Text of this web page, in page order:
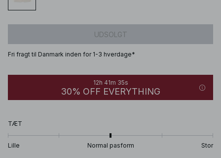
UDSOLGT
Fri fragt til Danmark inden for 1-3 hverdage*
12h 41m 35s
30% OFF EVERYTHING
TÆT
Lille Normal pasform Stor